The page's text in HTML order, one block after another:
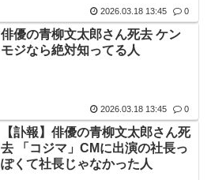
2026.03.18 13:45 0
俳優の青柳文太郎さん死去 ケン
モジなら絶対知ってる人
2026.03.18 13:45 0
【訃報】俳優の青柳文太郎さん死
去 「コジマ」CMに出演の社長っ
ぽくて社長じゃなかった人